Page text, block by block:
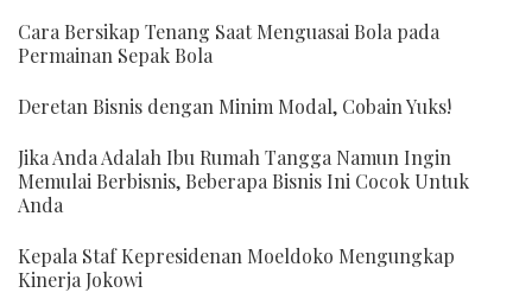
Cara Bersikap Tenang Saat Menguasai Bola pada
Permainan Sepak Bola
Deretan Bisnis dengan Minim Modal, Cobain Yuks!
Jika Anda Adalah Ibu Rumah Tangga Namun Ingin
Memulai Berbisnis, Beberapa Bisnis Ini Cocok Untuk
Anda
Kepala Staf Kepresidenan Moeldoko Mengungkap
Kinerja Jokowi